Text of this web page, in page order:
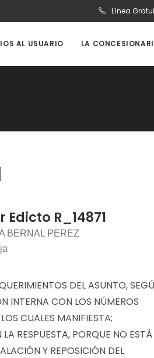
Línea
AL USUARIO LA
R_14871
BERNAL PEREZ
DEL ASUNTO,
INTERNA CON LOS NÚMEROS
CUALES MANIFIESTA;
RESPUESTA, PORQUE NO ESTÁ
Y REPOSICIÓN DEL